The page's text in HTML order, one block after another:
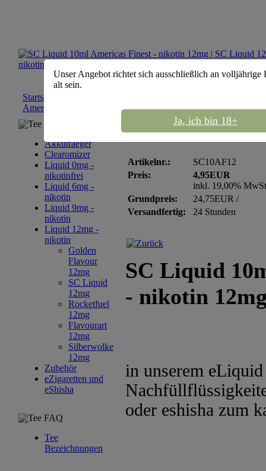
Startseite
Americas Finest - nikotin 12mg
Tee Sortiment
Akkutraeger
Clearomizer
Liquid 0mg -
nikotinfrei
Liquid 6mg -
nikotin
Liquid 9mg -
nikotin
Liquid 12mg -
nikotin
Golden
Flavour
12mg
SC Liquid
12mg
Rocketfuel
12mg
Flavourart
12mg
Silberwolke
12mg
Zubehör
eZigaretten und
eShisha
Tee FAQ
Tee
Bezeichnungen
SC Liquid 10ml
Artikelnr.:
SC10AF12
Preis:
4,95EUR
inkl. 19,00%
Grundpreis:
24,75EUR /
Versandfertig:
24 Stunden
SC Liquid
- nikotin
in unserem
oder eshisha zum
Unser Angebot richtet sich ausschließlich an volljährige
alt sein.
Ja, ich bin 18+